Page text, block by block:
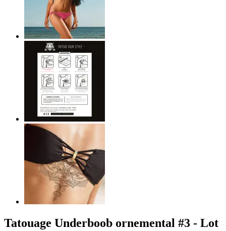
Tatouage Underboob ornemental #3 - Lot